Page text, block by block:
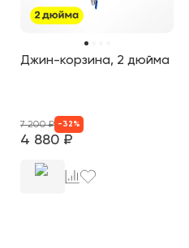
Джин-корзина, 2 дюйма
4 880 ₽
7 200₽ - 32 %